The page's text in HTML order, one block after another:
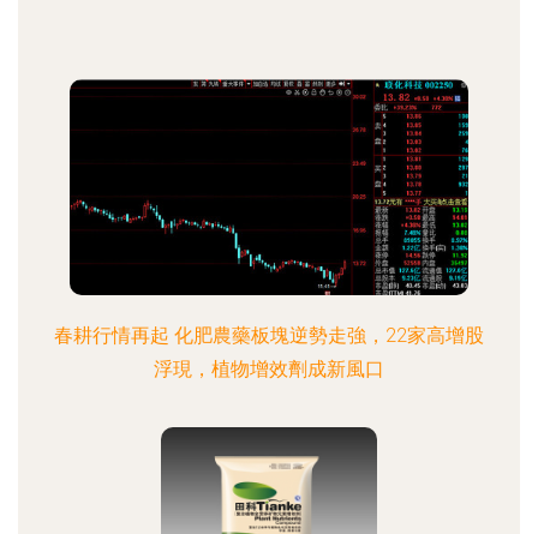
春耕行情再起 化肥農藥板塊逆勢走強，22家高增股
浮現，植物增效劑成新風口